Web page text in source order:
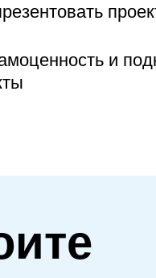
и